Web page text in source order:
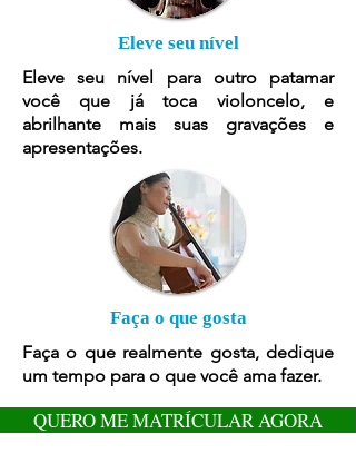
Eleve seu nível
Eleve seu nível para outro patamar
você que já toca violoncelo, e
abrilhante mais suas gravações e
apresentações.
Faça o que gosta
Faça o que realmente gosta, dedique
um tempo para o que você ama fazer.
QUERO ME MATRÍCULAR AGORA